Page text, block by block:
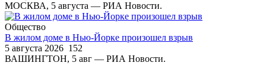
МОСКВА, 5 августа — РИА Новости.
Общество
В жилом доме в Нью-Йорке произошел взрыв
5 августа 2026 152
ВАШИНГТОН, 5 авг — РИА Новости.